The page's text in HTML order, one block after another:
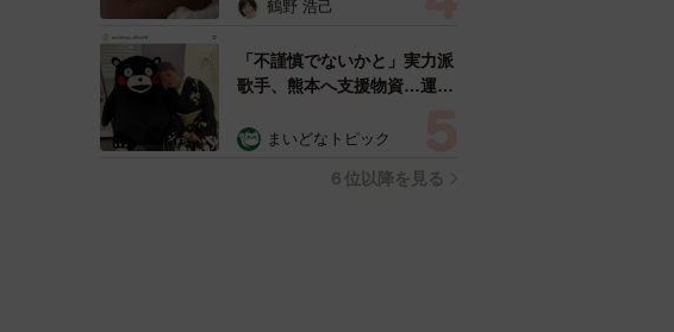
暮らすと「おじ猫」だって可
鶴野 浩己
「不謹慎でないかと」実力派
歌手、熊本へ支援物資…運搬
めらい 「痛いほど伝わる」
まいどなトピック
６位以降を見る